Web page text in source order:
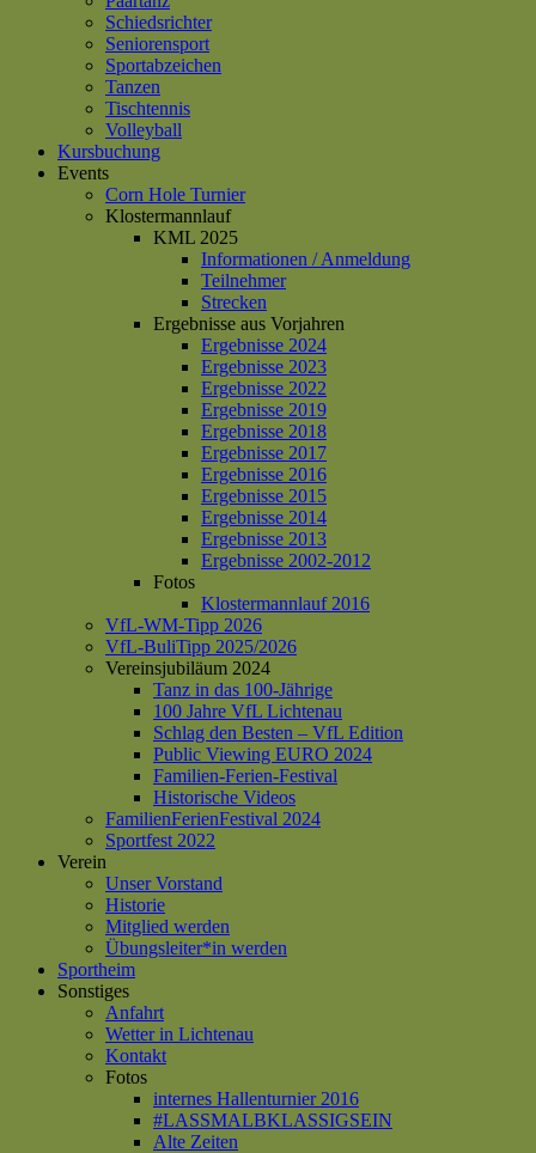
Schiedsrichter
Seniorensport
Sportabzeichen
Tanzen
Tischtennis
Volleyball
Kursbuchung
Events
Corn Hole Turnier
Klostermannlauf
KML 2025
Informationen / Anmeldung
Teilnehmer
Strecken
Ergebnisse aus Vorjahren
Ergebnisse 2024
Ergebnisse 2023
Ergebnisse 2022
Ergebnisse 2019
Ergebnisse 2018
Ergebnisse 2017
Ergebnisse 2016
Ergebnisse 2015
Ergebnisse 2014
Ergebnisse 2013
Ergebnisse 2002-2012
Fotos
Klostermannlauf 2016
VfL-WM-Tipp 2026
VfL-BuliTipp 2025/2026
Vereinsjubiläum 2024
Tanz in das 100-Jährige
100 Jahre VfL Lichtenau
Schlag den Besten – VfL Edition
Public Viewing EURO 2024
Familien-Ferien-Festival
Historische Videos
FamilienFerienFestival 2024
Sportfest 2022
Verein
Unser Vorstand
Historie
Mitglied werden
Übungsleiter*in werden
Sportheim
Sonstiges
Anfahrt
Wetter in Lichtenau
Kontakt
Fotos
internes Hallenturnier 2016
#LASSMALBKLASSIGSEIN
Alte Zeiten